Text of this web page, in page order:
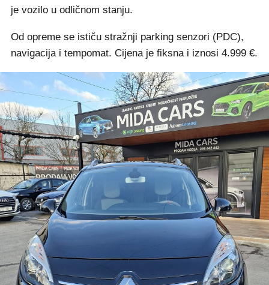
je vozilo u odličnom stanju.
Od opreme se ističu stražnji parking senzori (PDC),
navigacija i tempomat. Cijena je fiksna i iznosi 4.999 €.